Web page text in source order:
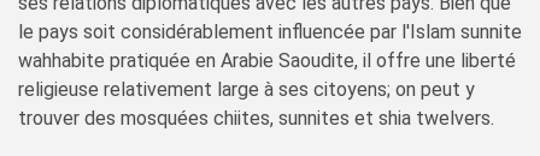
le pays soit considérablement influencée par l'Islam sunnite
wahhabite pratiquée en Arabie Saoudite, il offre une liberté
religieuse relativement large à ses citoyens; on peut y
trouver des mosquées chiites, sunnites et shia twelvers.